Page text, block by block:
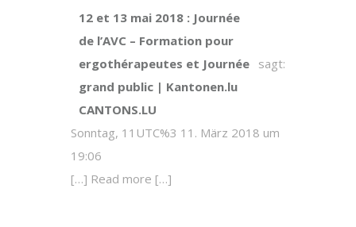
12 et 13 mai 2018 : Journée
de l’AVC – Formation pour
ergothérapeutes et Journée
grand public | Kantonen.lu
CANTONS.LU
sagt:
Sonntag, 11UTC%3 11. März 2018 um
19:06
[…] Read more […]